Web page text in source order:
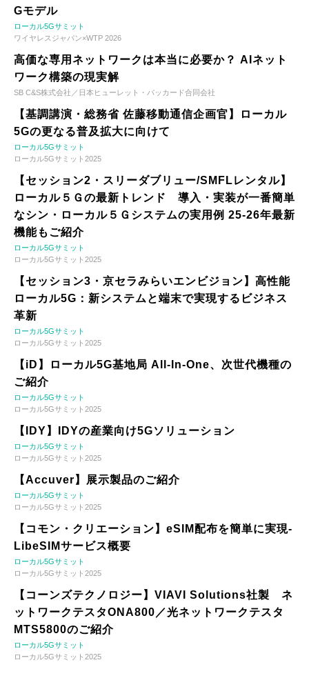
Gモデル
ローカル5Gサミット
ワイヤレスジャパン×WTP 2026
高価な専用ネットワークは本当に必要か？ AIネット
ワーク構築の現実解
SB C&S株式会社／日本ヒューレット・パッカード合同会社
【基調講演・総務省 佐藤移動通信企画官】ローカル
5Gの更なる普及拡大に向けて
ローカル5Gサミット
ローカル5Gサミット2025
【セッション2・スリーダブリュー/SMFLレンタル】
ローカル５Ｇの最新トレンド 導入・実装が一番簡単
なシン・ローカル５Ｇシステムの実用例 25-26年最新
機能もご紹介
ローカル5Gサミット
ローカル5Gサミット2025
【セッション3・京セラみらいエンビジョン】高性能
ローカル5G：新システムと端末で実現するビジネス
革新
ローカル5Gサミット
ローカル5Gサミット2025
【iD】ローカル5G基地局 All-In-One、次世代機種の
ご紹介
ローカル5Gサミット
ローカル5Gサミット2025
【IDY】IDYの産業向け5Gソリューション
ローカル5Gサミット
ローカル5Gサミット2025
【Accuver】展示製品のご紹介
ローカル5Gサミット
ローカル5Gサミット2025
【コモン・クリエーション】eSIM配布を簡単に実現-
LibeSIMサービス概要
ローカル5Gサミット
ローカル5Gサミット2025
【コーンズテクノロジー】VIAVI Solutions社製 ネ
ットワークテスタONA800／光ネットワークテスタ
MTS5800のご紹介
ローカル5Gサミット
ローカル5Gサミット2025